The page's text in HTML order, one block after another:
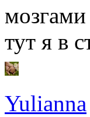
тут я в
Yulianna